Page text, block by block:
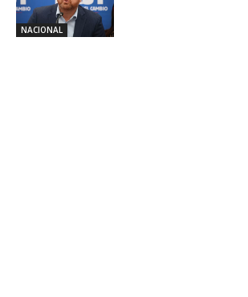
NACIONAL